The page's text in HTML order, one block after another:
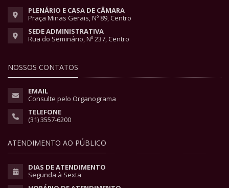
PLENÁRIO E CASA DE CÂMARA
Praça Minas Gerais, Nº 89, Centro
SEDE ADMINISTRATIVA
Rua do Seminário, Nº 237, Centro
NOSSOS CONTATOS
EMAIL
Consulte pelo Organograma
TELEFONE
(31) 3557-6200
ATENDIMENTO AO PÚBLICO
DIAS DE ATENDIMENTO
Segunda à Sexta